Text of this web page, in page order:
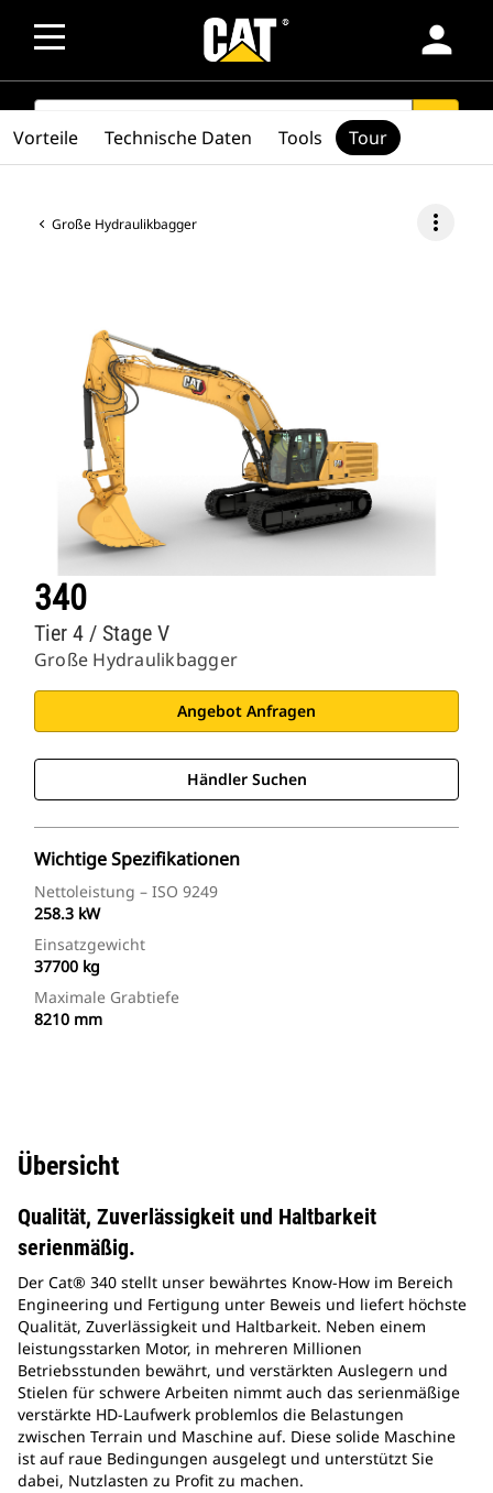
person
SEARCH
Große Hydraulikbagger more_vert
340
Große Hydraulikbagger
Tier 4 / Stage V
Angebot Anfragen
Händler Suchen
Wichtige Spezifikationen
Nettoleistung – ISO 9249
258.3 kW
Einsatzgewicht
37700 kg
Maximale Grabtiefe
8210 mm
Vorteile Technische Daten Tools Tour
Übersicht
Qualität, Zuverlässigkeit und Haltbarkeit
serienmäßig.
Der Cat® 340 stellt unser bewährtes Know-How im Bereich
Engineering und Fertigung unter Beweis und liefert höchste
Qualität, Zuverlässigkeit und Haltbarkeit. Neben einem
leistungsstarken Motor, in mehreren Millionen
Betriebsstunden bewährt, und verstärkten Auslegern und
Stielen für schwere Arbeiten nimmt auch das serienmäßige
verstärkte HD-Laufwerk problemlos die Belastungen
zwischen Terrain und Maschine auf. Diese solide Maschine
ist auf raue Bedingungen ausgelegt und unterstützt Sie
dabei, Nutzlasten zu Profit zu machen.